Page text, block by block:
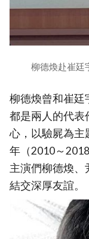
柳德煥赴崔廷
柳德煥曾和崔廷
都是兩人的代表
心，以驗屍為主
年（2010～
主演們柳德煥
結交深厚友誼。